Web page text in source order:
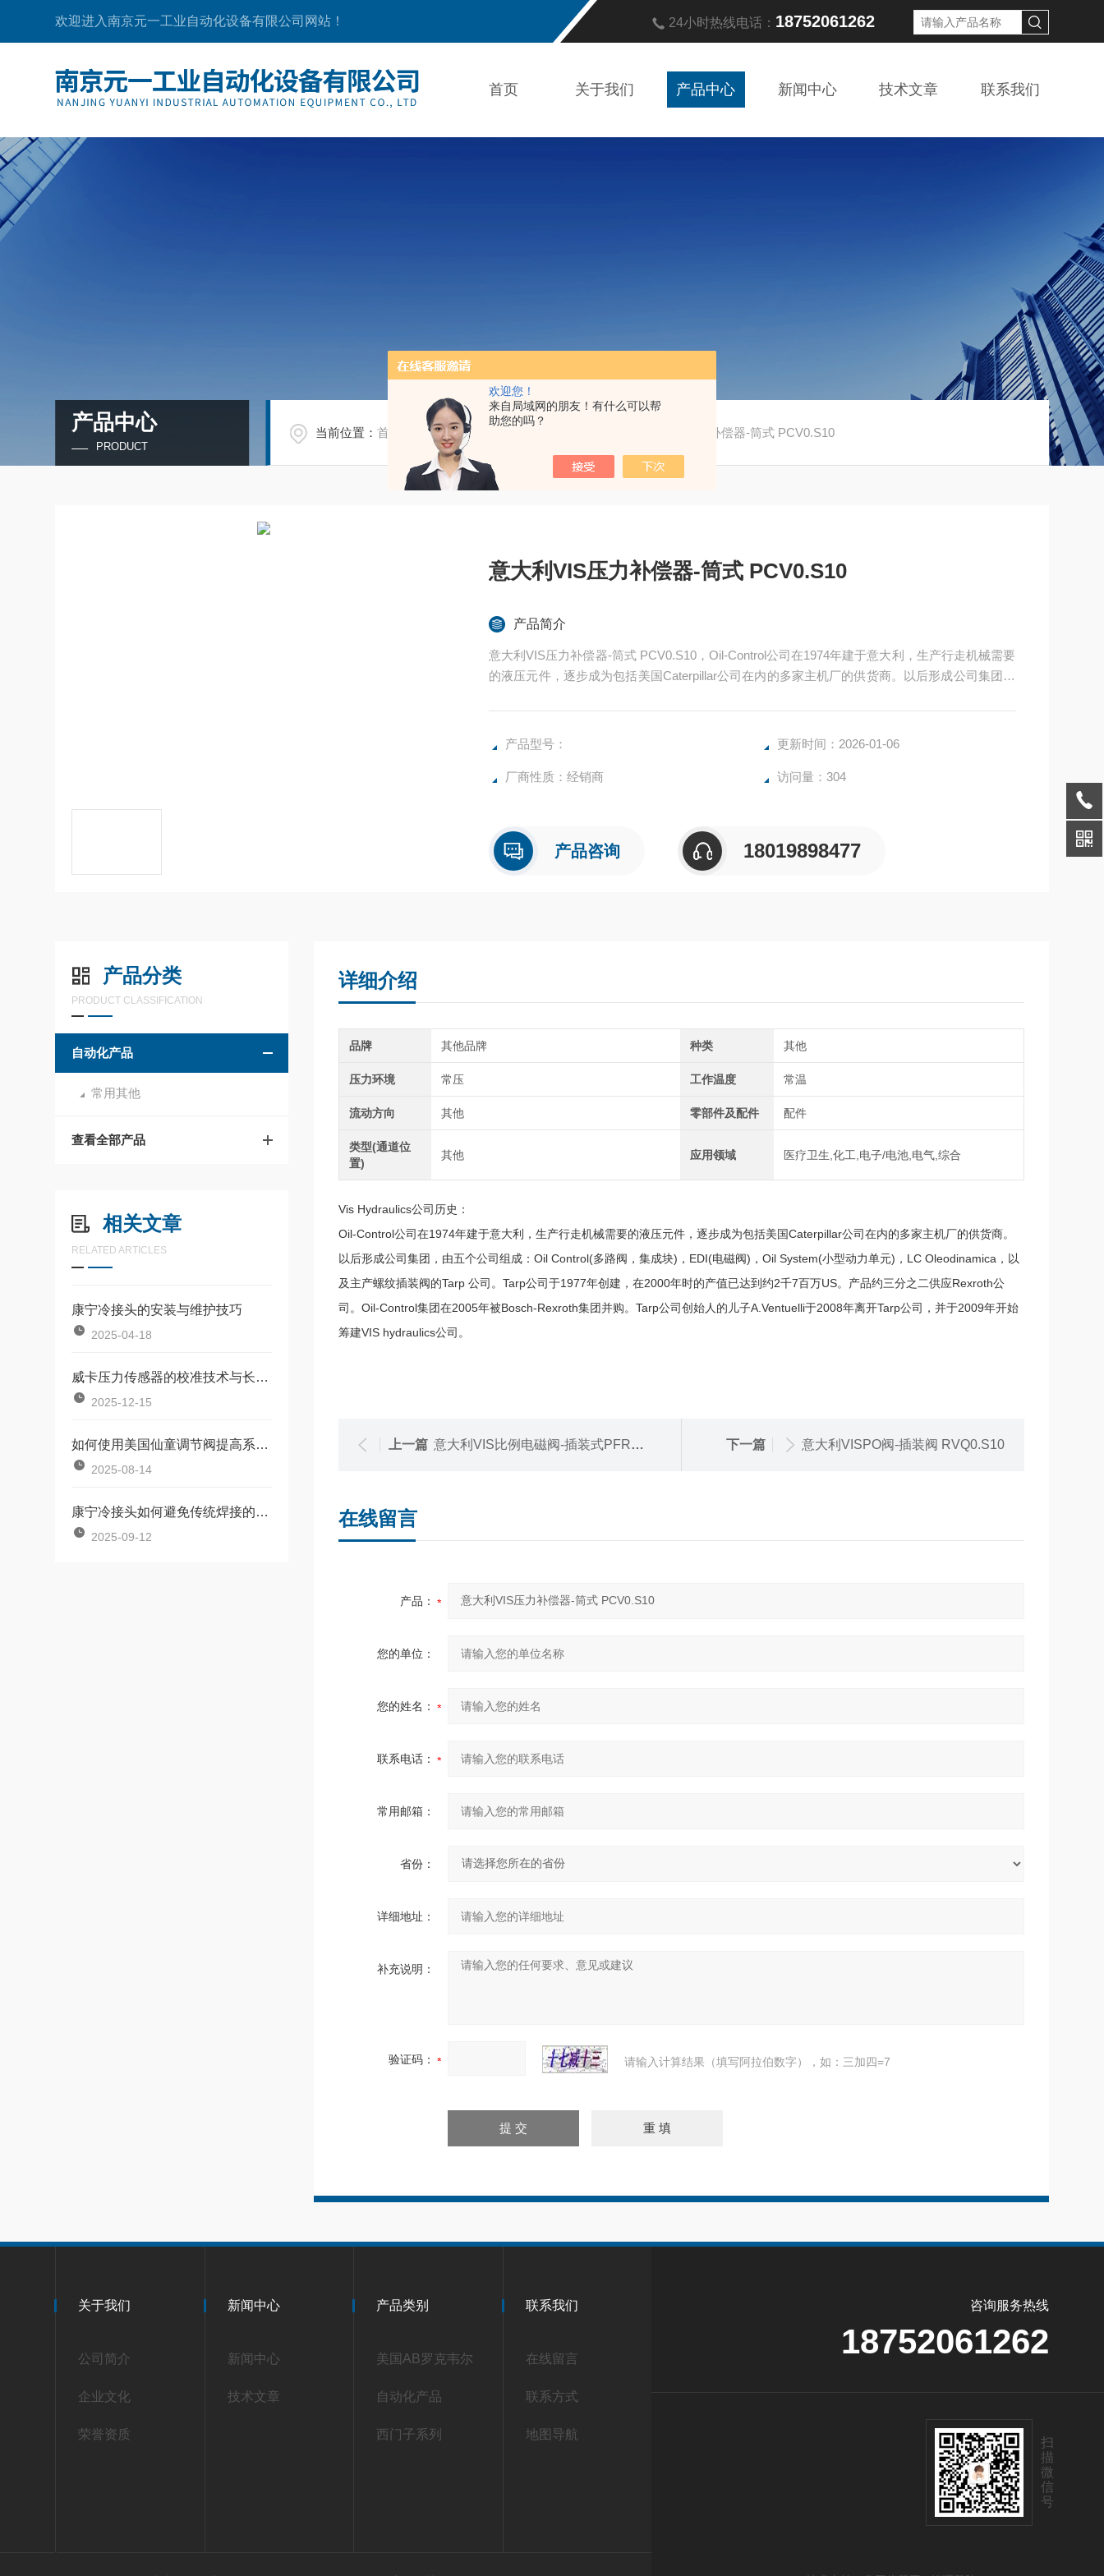
欢迎您！
来自局域网的朋友！有什么可以帮
助您的吗？
欢迎进入南京元一工业自动化设备有限公司网站！ 24小时热线电话： 18752061262
首页 关于我们 产品中心 新闻中心 技术文章 联系我们
产品中心
PRODUCT
当前位置：首页 产品中心/ / 意大利VIS压力补偿器-筒式 PCV0.S10
意大利VIS压力补偿器-筒式 PCV0.S10
产品简介
意大利VIS压力补偿器-筒式 PCV0.S10，Oil-Control公司在1974年建于意大利，生产行走机械需要
的液压元件，逐步成为包括美国Caterpillar公司在内的多家主机厂的供货商。以后形成公司集团，
产品型号：
更新时间：2026-01-06
厂商性质：经销商 访问量：304
产品咨询 18019898477
产品分类
PRODUCT CLASSIFICATION
自动化产品
常用其他
查看全部产品
相关文章
RELATED ARTICLES
康宁冷接头的安装与维护技巧
2025-04-18
威卡压力传感器的校准技术与长期稳定性保障
2025-12-15
如何使用美国仙童调节阀提高系统效率？
2025-08-14
康宁冷接头如何避免传统焊接的安全隐患
2025-09-12
详细介绍
品牌 其他品牌 种类 其他
压力环境 常压 工作温度 常温
流动方向 其他 零部件及配件 配件
类型(通道位
置)
其他 应用领域 医疗卫生,化工,电子/电池,电气,综合
Vis Hydraulics公司历史：
Oil-Control公司在1974年建于意大利，生产行走机械需要的液压元件，逐步成为包括美国Caterpillar公司在内的多家主机厂的供货商。
以后形成公司集团，由五个公司组成：Oil Control(多路阀，集成块)，EDI(电磁阀)，Oil System(小型动力单元)，LC Oleodinamica，以
及主产螺纹插装阀的Tarp 公司。Tarp公司于1977年创建，在2000年时的产值已达到约2千7百万US。产品约三分之二供应Rexroth公
司。Oil-Control集团在2005年被Bosch-Rexroth集团并购。Tarp公司创始人的儿子A.Ventuelli于2008年离开Tarp公司，并于2009年开始
筹建VIS hydraulics公司。
上一篇 意大利VIS比例电磁阀-插装式PFR0.S08 下一篇 意大利VISPO阀-插装阀 RVQ0.S10
在线留言
产品：
您的单位：
您的姓名：
联系电话：
常用邮箱：
省份：
详细地址：
补充说明：
验证码： 请输入计算结果（填写阿拉伯数字），如：三加四=7
关于我们
公司简介
企业文化
荣誉资质
新闻中心
新闻中心
技术文章
产品类别
美国AB罗克韦尔
自动化产品
西门子系列
联系我们
在线留言
联系方式
地图导航
咨询服务热线
18752061262
扫
描
微
信
号